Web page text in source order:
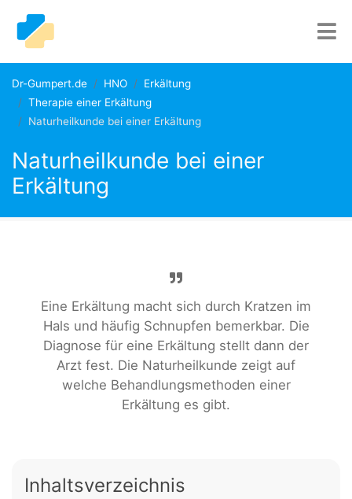
Dr-Gumpert.de HNO
Erkältung
Therapie einer Erkältung
Naturheilkunde bei einer Erkältung
Naturheilkunde bei einer
Erkältung
Eine Erkältung macht sich durch Kratzen im
Hals und häufig Schnupfen bemerkbar. Die
Diagnose für eine Erkältung stellt dann der
Arzt fest. Die Naturheilkunde zeigt auf
welche Behandlungsmethoden einer
Erkältung es gibt.
Inhaltsverzeichnis